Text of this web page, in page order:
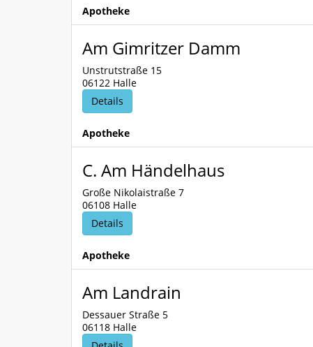
Apotheke
Am Gimritzer Damm
Unstrutstraße 15
06122 Halle
Details
Apotheke
C. Am Händelhaus
Große Nikolaistraße 7
06108 Halle
Details
Apotheke
Am Landrain
Dessauer Straße 5
06118 Halle